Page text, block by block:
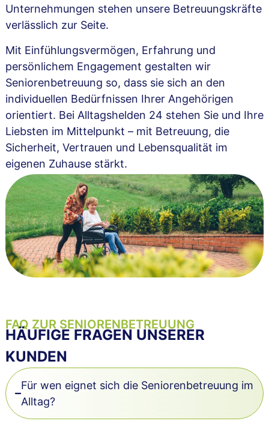
Unternehmungen stehen unsere Betreuungskräfte
verlässlich zur Seite.
Mit Einfühlungsvermögen, Erfahrung und
persönlichem Engagement gestalten wir
Seniorenbetreuung so, dass sie sich an den
individuellen Bedürfnissen Ihrer Angehörigen
orientiert. Bei Alltagshelden 24 stehen Sie und Ihre
Liebsten im Mittelpunkt – mit Betreuung, die
Sicherheit, Vertrauen und Lebensqualität im
eigenen Zuhause stärkt.
FAQ ZUR SENIORENBETREUUNG
HÄUFIGE FRAGEN UNSERER
KUNDEN
Für wen eignet sich die Seniorenbetreuung im
Alltag?